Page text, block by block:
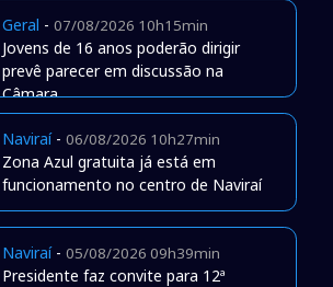
Geral - 07/08/2026 10h15min
Jovens de 16 anos poderão dirigir
prevê parecer em discussão na
Câmara
Naviraí- 06/08/2026 10h27min
Zona Azul gratuita já está em
funcionamento no centro de Naviraí
Naviraí- 05/08/2026 09h39min
Presidente faz convite para 12ª